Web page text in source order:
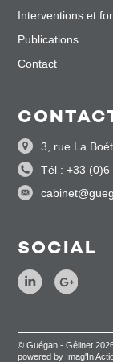
Interventions et
Publications
Contact
3, rue La
Tél : +33 (0)6
SOCIAL
© Guégan - Gélinet
powered by Imag'In